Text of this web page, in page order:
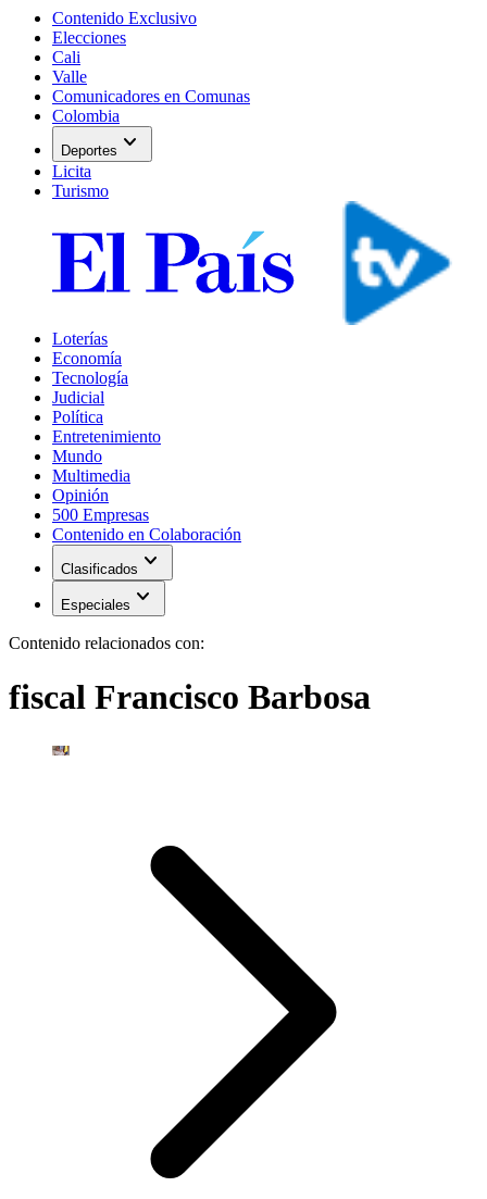
Contenido Exclusivo
Elecciones
Cali
Valle
Comunicadores en Comunas
Colombia
Deportes expand_more
Licita
Turismo
Loterías
Economía
Tecnología
Judicial
Política
Entretenimiento
Mundo
Multimedia
Opinión
500 Empresas
Contenido en Colaboración
Clasificados expand_more
Especiales expand_more
Contenido relacionados con:
fiscal Francisco Barbosa